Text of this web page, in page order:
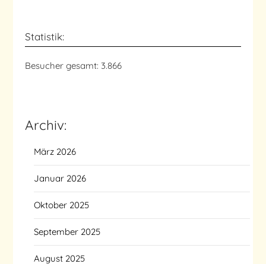
Statistik:
Besucher gesamt: 3.866
Archiv:
März 2026
Januar 2026
Oktober 2025
September 2025
August 2025